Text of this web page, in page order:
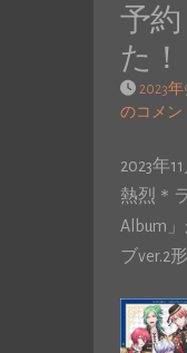
予
た！
2023年
のコメン
2023年
熱烈＊
Album
ブver.2